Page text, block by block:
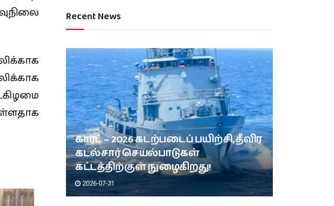
Recent News
காரட் – 2026 கடற்படைப் பயிற்சி, தீவிர
கடல்சார் செயல்பாடுகள்
கட்டத்திற்குள் நுழைகிறது!
2026-07-31